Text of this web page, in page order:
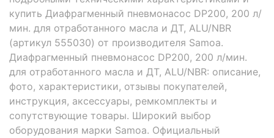
купить Диафрагменный пневмонасос DP200, 200 л/
мин. для отработанного масла и ДТ, ALU/NBR
(артикул 555030) от производителя Samoa.
Диафрагменный пневмонасос DP200, 200 л/мин.
для отработанного масла и ДТ, ALU/NBR: описание,
фото, характеристики, отзывы покупателей,
инструкция, аксессуары, ремкомплекты и
сопутствующие товары. Широкий выбор
оборудования марки Samoa. Официальный